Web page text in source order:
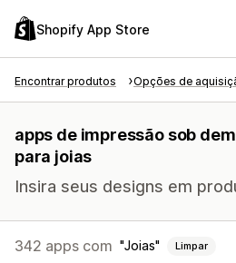
Shopify App Store
Encontrar produtos Opções de
apps de impressão sob
para joias
Insira seus designs em
342 apps com Joias Limpar